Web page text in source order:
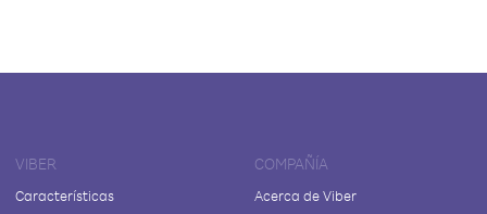
VIBER
Características
COMPAÑÍA
Acerca de Viber